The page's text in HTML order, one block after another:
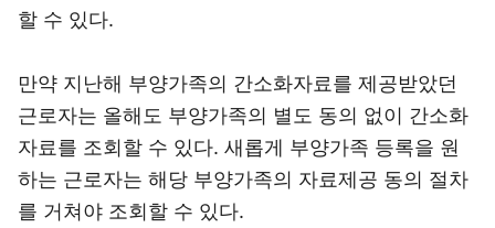
할 수 있다.
만약 지난해 부양가족의 간소화자료를 제공받았던
근로자는 올해도 부양가족의 별도 동의 없이 간소화
자료를 조회할 수 있다. 새롭게 부양가족 등록을 원
하는 근로자는 해당 부양가족의 자료제공 동의 절차
를 거쳐야 조회할 수 있다.